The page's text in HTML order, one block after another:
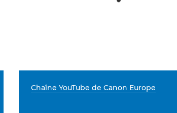
Chaîne YouTube de Canon Europe